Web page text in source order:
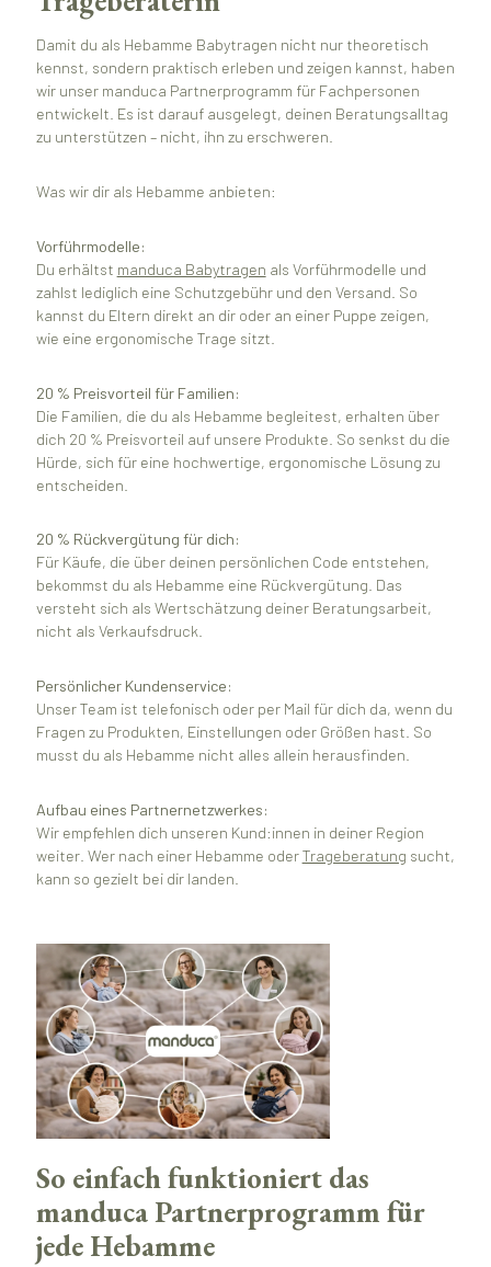
Damit du als Hebamme Babytragen nicht nur theoretisch
kennst, sondern praktisch erleben und zeigen kannst, haben
wir unser manduca Partnerprogramm für Fachpersonen
entwickelt. Es ist darauf ausgelegt, deinen Beratungsalltag
zu unterstützen – nicht, ihn zu erschweren.
Was wir dir als Hebamme anbieten:
Vorführmodelle:
Du erhältst manduca Babytragen als Vorführmodelle und
zahlst lediglich eine Schutzgebühr und den Versand. So
kannst du Eltern direkt an dir oder an einer Puppe zeigen,
wie eine ergonomische Trage sitzt.
20 % Preisvorteil für Familien:
Die Familien, die du als Hebamme begleitest, erhalten über
dich 20 % Preisvorteil auf unsere Produkte. So senkst du die
Hürde, sich für eine hochwertige, ergonomische Lösung zu
entscheiden.
20 % Rückvergütung für dich:
Für Käufe, die über deinen persönlichen Code entstehen,
bekommst du als Hebamme eine Rückvergütung. Das
versteht sich als Wertschätzung deiner Beratungsarbeit,
nicht als Verkaufsdruck.
Persönlicher Kundenservice:
Unser Team ist telefonisch oder per Mail für dich da, wenn du
Fragen zu Produkten, Einstellungen oder Größen hast. So
musst du als Hebamme nicht alles allein herausfinden.
Aufbau eines Partnernetzwerkes:
Wir empfehlen dich unseren Kund:innen in deiner Region
weiter. Wer nach einer Hebamme oderTrageberatung sucht,
kann so gezielt bei dir landen.
So einfach funktioniert das
manduca Partnerprogramm für
jede Hebamme